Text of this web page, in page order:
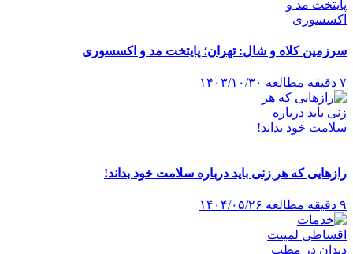
سرزمین کلاه و شال: تهران؛ پایتخت مد و اکسسوری
۷ دقیقه مطالعه ۱۴۰۳/۱۰/۳۰
رازهایی که هر زنی باید درباره سلامت خود بداند!
۹ دقیقه مطالعه ۱۴۰۴/۰۵/۲۶